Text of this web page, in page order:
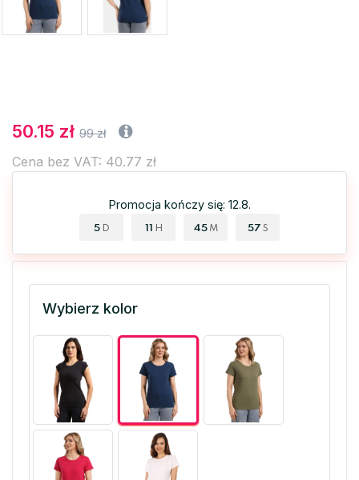
50.15 zł 99 zł
Cena bez VAT: 40.77 zł
Promocja kończy się: 12.8.
5 D 11 H 45 M 57 S
Wybierz kolor